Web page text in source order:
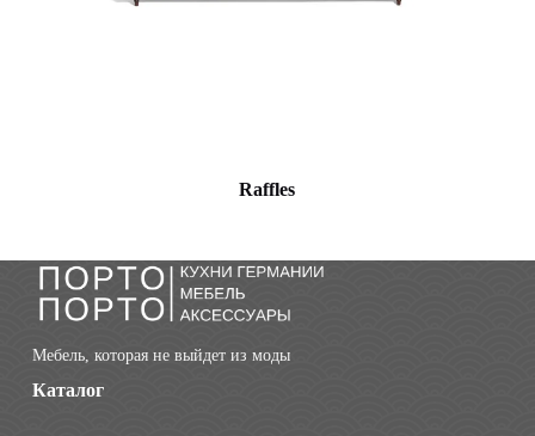
Raffles
Мебель, которая не выйдет из моды
Каталог